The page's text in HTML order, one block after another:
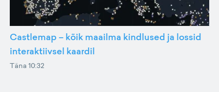
Castlemap – kõik maailma kindlused ja lossid
interaktiivsel kaardil
Täna 10:32